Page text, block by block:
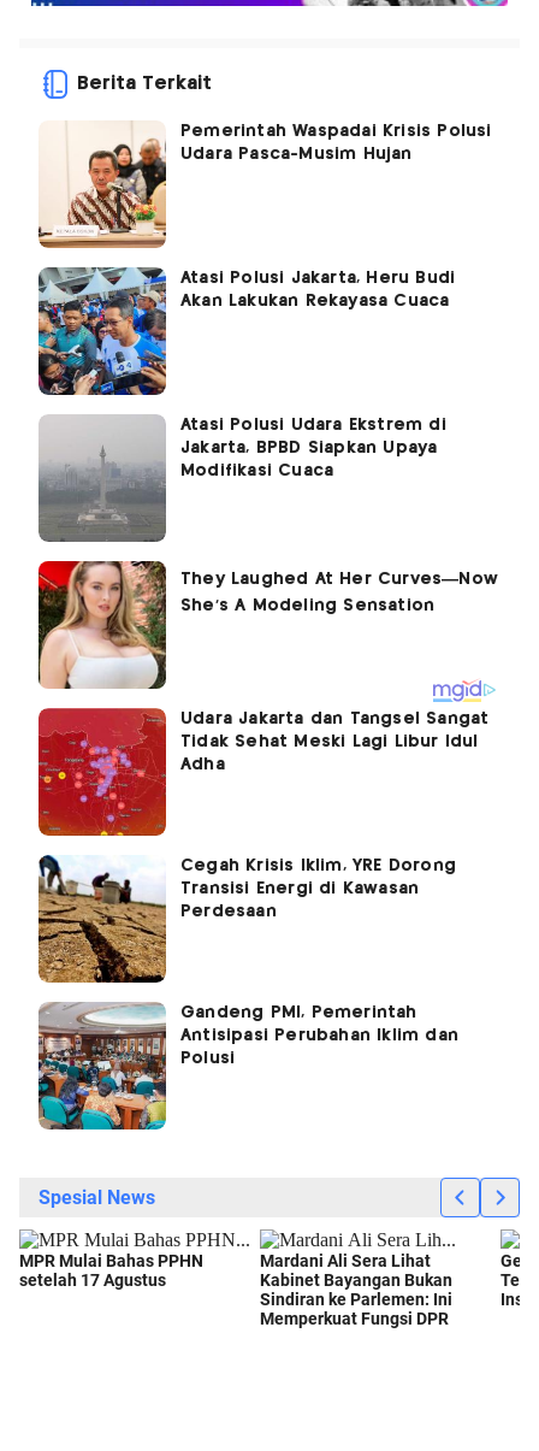
Berita Terkait
Pemerintah Waspadai Krisis Polusi
Udara Pasca-Musim Hujan
Atasi Polusi Jakarta, Heru Budi
Akan Lakukan Rekayasa Cuaca
Atasi Polusi Udara Ekstrem di
Jakarta, BPBD Siapkan Upaya
Modifikasi Cuaca
Udara Jakarta dan Tangsel Sangat
Tidak Sehat Meski Lagi Libur Idul
Adha
Cegah Krisis Iklim, YRE Dorong
Transisi Energi di Kawasan
Perdesaan
Gandeng PMI, Pemerintah
Antisipasi Perubahan Iklim dan
Polusi